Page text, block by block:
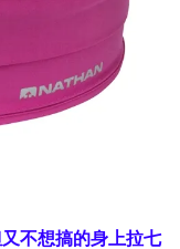
不想搞的身上拉七